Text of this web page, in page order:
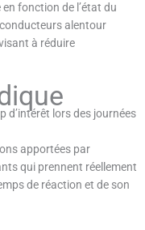
fonction de l’état du
alentour
à réduire
d’intérêt lors des journées
apportées par
qui prennent réellement
de réaction et de son